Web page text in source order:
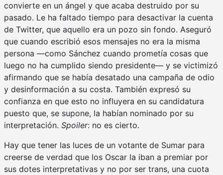
convierte en un ángel y que acaba destruido por su
pasado. Le ha faltado tiempo para desactivar la cuenta
de Twitter, que aquello era un pozo sin fondo. Aseguró
que cuando escribió esos mensajes no era la misma
persona —como Sánchez cuando prometía cosas que
luego no ha cumplido siendo presidente— y se victimizó
afirmando que se había desatado una campaña de odio
y desinformación a su costa. También expresó su
confianza en que esto no influyera en su candidatura
puesto que, se supone, la habían nominado por su
interpretación. Spoiler: no es cierto.
Hay que tener las luces de un votante de Sumar para
creerse de verdad que los Oscar la iban a premiar por
sus dotes interpretativas y no por ser trans, una cuota